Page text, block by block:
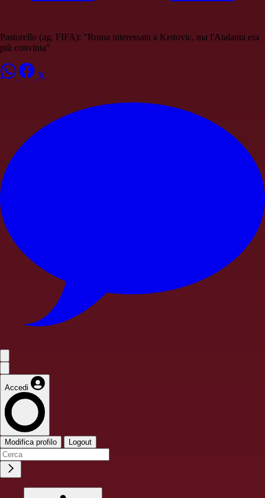
Pastorello (ag. FIFA): "Roma interessata a Krstovic, ma l'Atalanta era
più convinta"
Accedi
Modifica profilo Logout